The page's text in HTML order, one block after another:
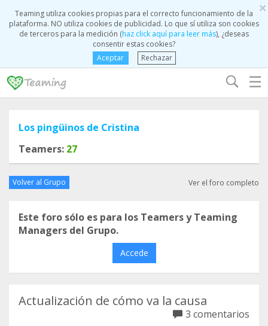
×
Teaming utiliza cookies propias para el correcto funcionamiento de la
plataforma. NO utiliza cookies de publicidad. Lo que sí utiliza son cookies
de terceros para la medición (haz click aquí para leer más), ¿deseas
consentir estas cookies?
Aceptar
Rechazar
☰
Los pingüinos de Cristina
Teamers: 27
Volver al Grupo Ver el foro completo
Este foro sólo es para los Teamers y Teaming
Managers del Grupo.
Accede
Actualización de cómo va la causa
3 comentarios